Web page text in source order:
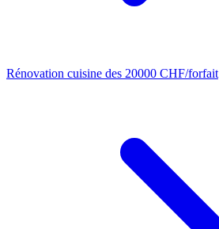
Rénovation cuisine des 20000 CHF/forfait